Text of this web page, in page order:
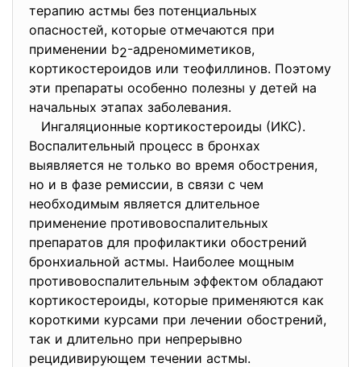
терапию астмы без потенциальных
опасностей, которые отмечаются при
применении b2-адреномиметиков,
кортикостероидов или теофиллинов. Поэтому
эти препараты особенно полезны у детей на
начальных этапах заболевания.
Ингаляционные кортикостероиды (ИКС).
Воспалительный процесс в бронхах
выявляется не только во время обострения,
но и в фазе ремиссии, в связи с чем
необходимым является длительное
применение противовоспалительных
препаратов для профилактики обострений
бронхиальной астмы. Наиболее мощным
противовоспалительным эффектом обладают
кортикостероиды, которые применяются как
короткими курсами при лечении обострений,
так и длительно при непрерывно
рецидивирующем течении астмы.